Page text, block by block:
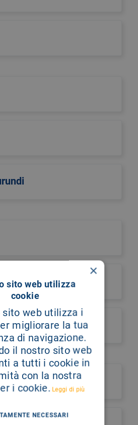
×
sito web utilizza
cookie
sito web utilizza i
migliorare la tua
di navigazione.
il nostro sito web
a tutti i cookie in
con la nostra
i cookie. Leggi di più
NECESSARI